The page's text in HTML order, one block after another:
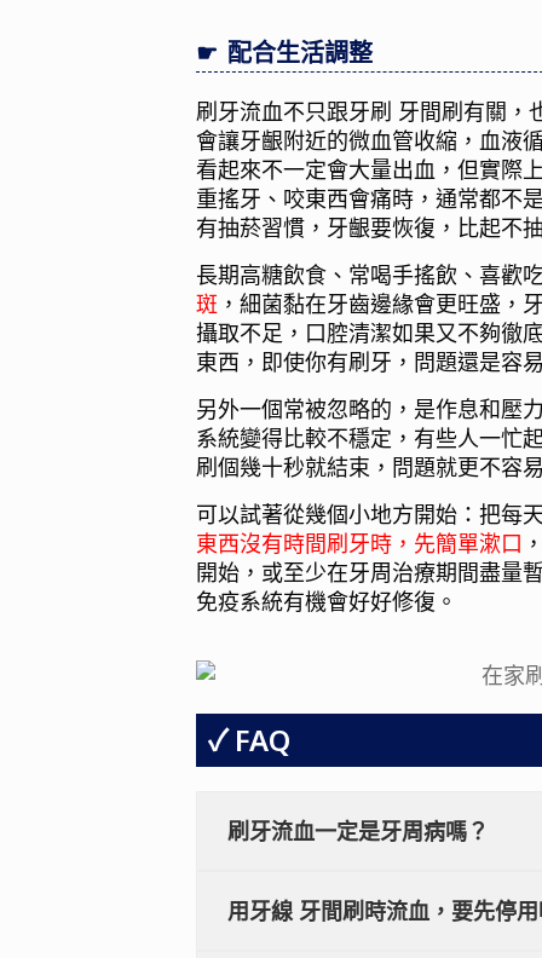
配合生活調整
刷牙流血不只跟牙刷 牙間刷有關
會讓牙齦附近的微血管收縮，血液
看起來不一定會大量出血，但實際
重搖牙、咬東西會痛時，通常都不
有抽菸習慣，牙齦要恢復，比起不
長期高糖飲食、常喝手搖飲、喜歡
斑 ，細菌黏在牙齒邊緣會更旺盛，
攝取不足，口腔清潔如果又不夠徹
東西，即使你有刷牙，問題還是容
另外一個常被忽略的，是作息和壓
系統變得比較不穩定，有些人一忙
刷個幾十秒就結束，問題就更不容
可以試著從幾個小地方開始：把每
東西沒有時間刷牙時，先簡單漱口
開始，或至少在牙周治療期間盡量
免疫系統有機會好好修復。
FAQ
刷牙流血一定是牙周病嗎？
用牙線 牙間刷時流血，要先停